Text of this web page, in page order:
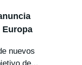
Europa
nuevos